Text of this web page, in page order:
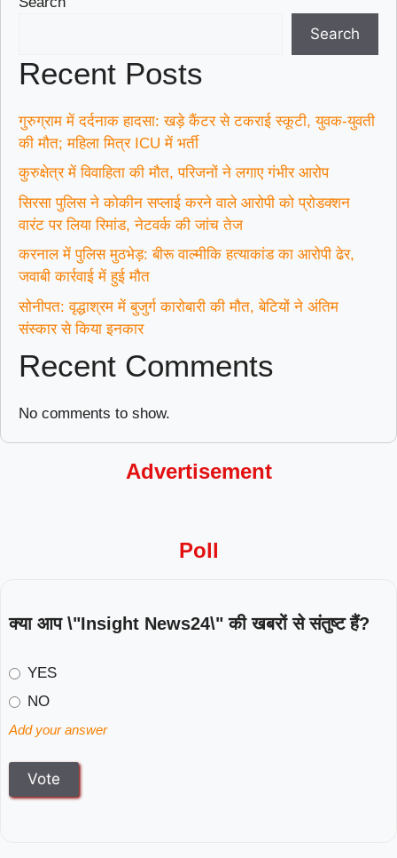
Search
Recent Posts
गुरुग्राम में दर्दनाक हादसा: खड़े कैंटर से टकराई स्कूटी, युवक-युवती
की मौत; महिला मित्र ICU में भर्ती
कुरुक्षेत्र में विवाहिता की मौत, परिजनों ने लगाए गंभीर आरोप
सिरसा पुलिस ने कोकीन सप्लाई करने वाले आरोपी को प्रोडक्शन
वारंट पर लिया रिमांड, नेटवर्क की जांच तेज
करनाल में पुलिस मुठभेड़: बीरू वाल्मीकि हत्याकांड का आरोपी ढेर,
जवाबी कार्रवाई में हुई मौत
सोनीपत: वृद्धाश्रम में बुजुर्ग कारोबारी की मौत, बेटियों ने अंतिम
संस्कार से किया इनकार
Recent Comments
No comments to show.
Advertisement
Poll
क्या आप \"Insight News24\" की खबरों से संतुष्ट हैं?
YES
NO
Add your answer